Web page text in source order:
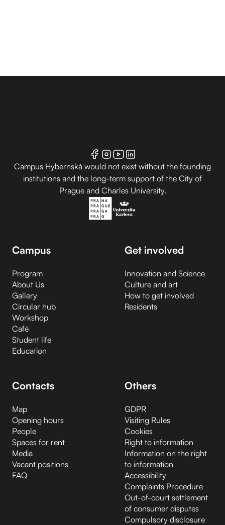
Campus Hybernská would not exist without the founding
institutions and the long-term support of the City of
Prague and Charles University.
Campus
Program
About Us
Gallery
Circular hub
Workshop
Café
Student life
Education
Get involved
Innovation and Science
Culture and art
How to get involved
Residents
Contacts
Map
Opening hours
People
Spaces for rent
Media
Vacant positions
FAQ
Others
GDPR
Visiting Rules
Cookies
Right to information
Information on the right
to information
Accessibility
Complaints Procedure
Out-of-court settlement
of consumer disputes
Compulsory disclosure